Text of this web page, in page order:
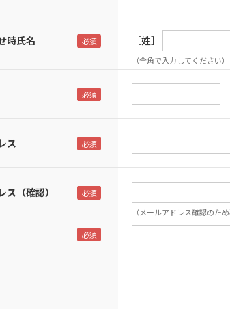
時氏名 ［姓］
（全角で入力してください）
ス
ス（確認）
（メールアドレス確認のた